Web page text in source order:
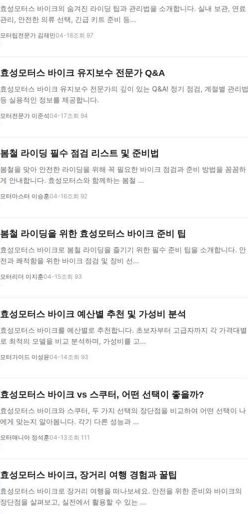
효성모터스 바이크의 숨겨진 라이딩 팁과 관리법을 소개합니다. 실내 보관, 연료
관리, 안전한 의류 선택, 긴급 키트 준비 등...
모터팁전문가 김재민04-18조회 97
효성모터스 바이크 유지보수 전문가 Q&A
효성모터스 바이크 유지보수 전문가의 깊이 있는 Q&A! 정기 점검, 계절별 관리법
등 실용적인 정보를 제공합니다.
모터전문가 이준석04-17조회 94
봄철 라이딩 필수 점검 리스트 및 준비법
봄철을 맞아 안전한 라이딩을 위해 꼭 필요한 바이크 점검과 준비 방법을 꼼꼼하
게 안내합니다. 효성모터스와 함께하는 봄철 ...
모터마스터 이승훈04-16조회 92
봄철 라이딩을 위한 효성모터스 바이크 준비 팁
효성모터스 바이크로 봄철 라이딩을 즐기기 위한 필수 준비 팁을 소개합니다. 안
전과 쾌적함을 위한 바이크 점검 및 장비 선...
모터리더 이지훈04-15조회 93
효성모터스 바이크 예산별 추천 및 가성비 분석
효성모터스 바이크를 예산별로 추천합니다. 초보자부터 고급자까지 각 가격대별
로 최적의 모델을 비교 분석하며, 가성비를 고...
모터가이드 이성윤04-14조회 93
효성모터스 바이크 vs 스쿠터, 어떤 선택이 좋을까?
효성모터스 바이크와 스쿠터, 두 가지 선택의 장단점을 비교하여 어떤 선택이 나
에게 맞는지 알아봅니다. 각기 다른 성능과 ...
모터매니아 정석훈04-13조회 111
효성모터스 바이크, 장거리 여행 경험과 꿀팁
효성모터스 바이크로 장거리 여행을 떠나보세요. 안전을 위한 준비와 바이크의
장단점을 살펴보고, 실전에서 활용할 수 있는 ...